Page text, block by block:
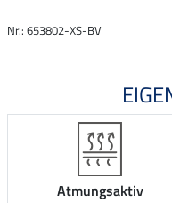
Nr.: 653802-XS-BV
Atmungsaktiv